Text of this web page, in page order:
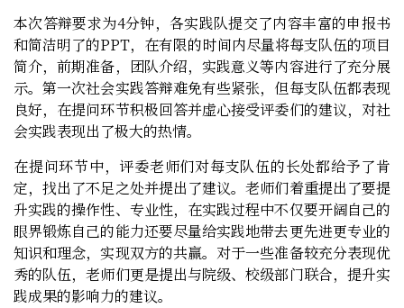
本次答辩要求为4分钟，各实践队提交了内容丰富的申报书
和简洁明了的PPT，在有限的时间内尽量将每支队伍的项目
简介，前期准备，团队介绍，实践意义等内容进行了充分展
示。第一次社会实践答辩难免有些紧张，但每支队伍都表现
良好，在提问环节积极回答并虚心接受评委们的建议，对社
会实践表现出了极大的热情。
在提问环节中，评委老师们对每支队伍的长处都给予了肯
定，找出了不足之处并提出了建议。老师们着重提出了要提
升实践的操作性、专业性，在实践过程中不仅要开阔自己的
眼界锻炼自己的能力还要尽量给实践地带去更先进更专业的
知识和理念，实现双方的共赢。对于一些准备较充分表现优
秀的队伍，老师们更是提出与院级、校级部门联合，提升实
践成果的影响力的建议。